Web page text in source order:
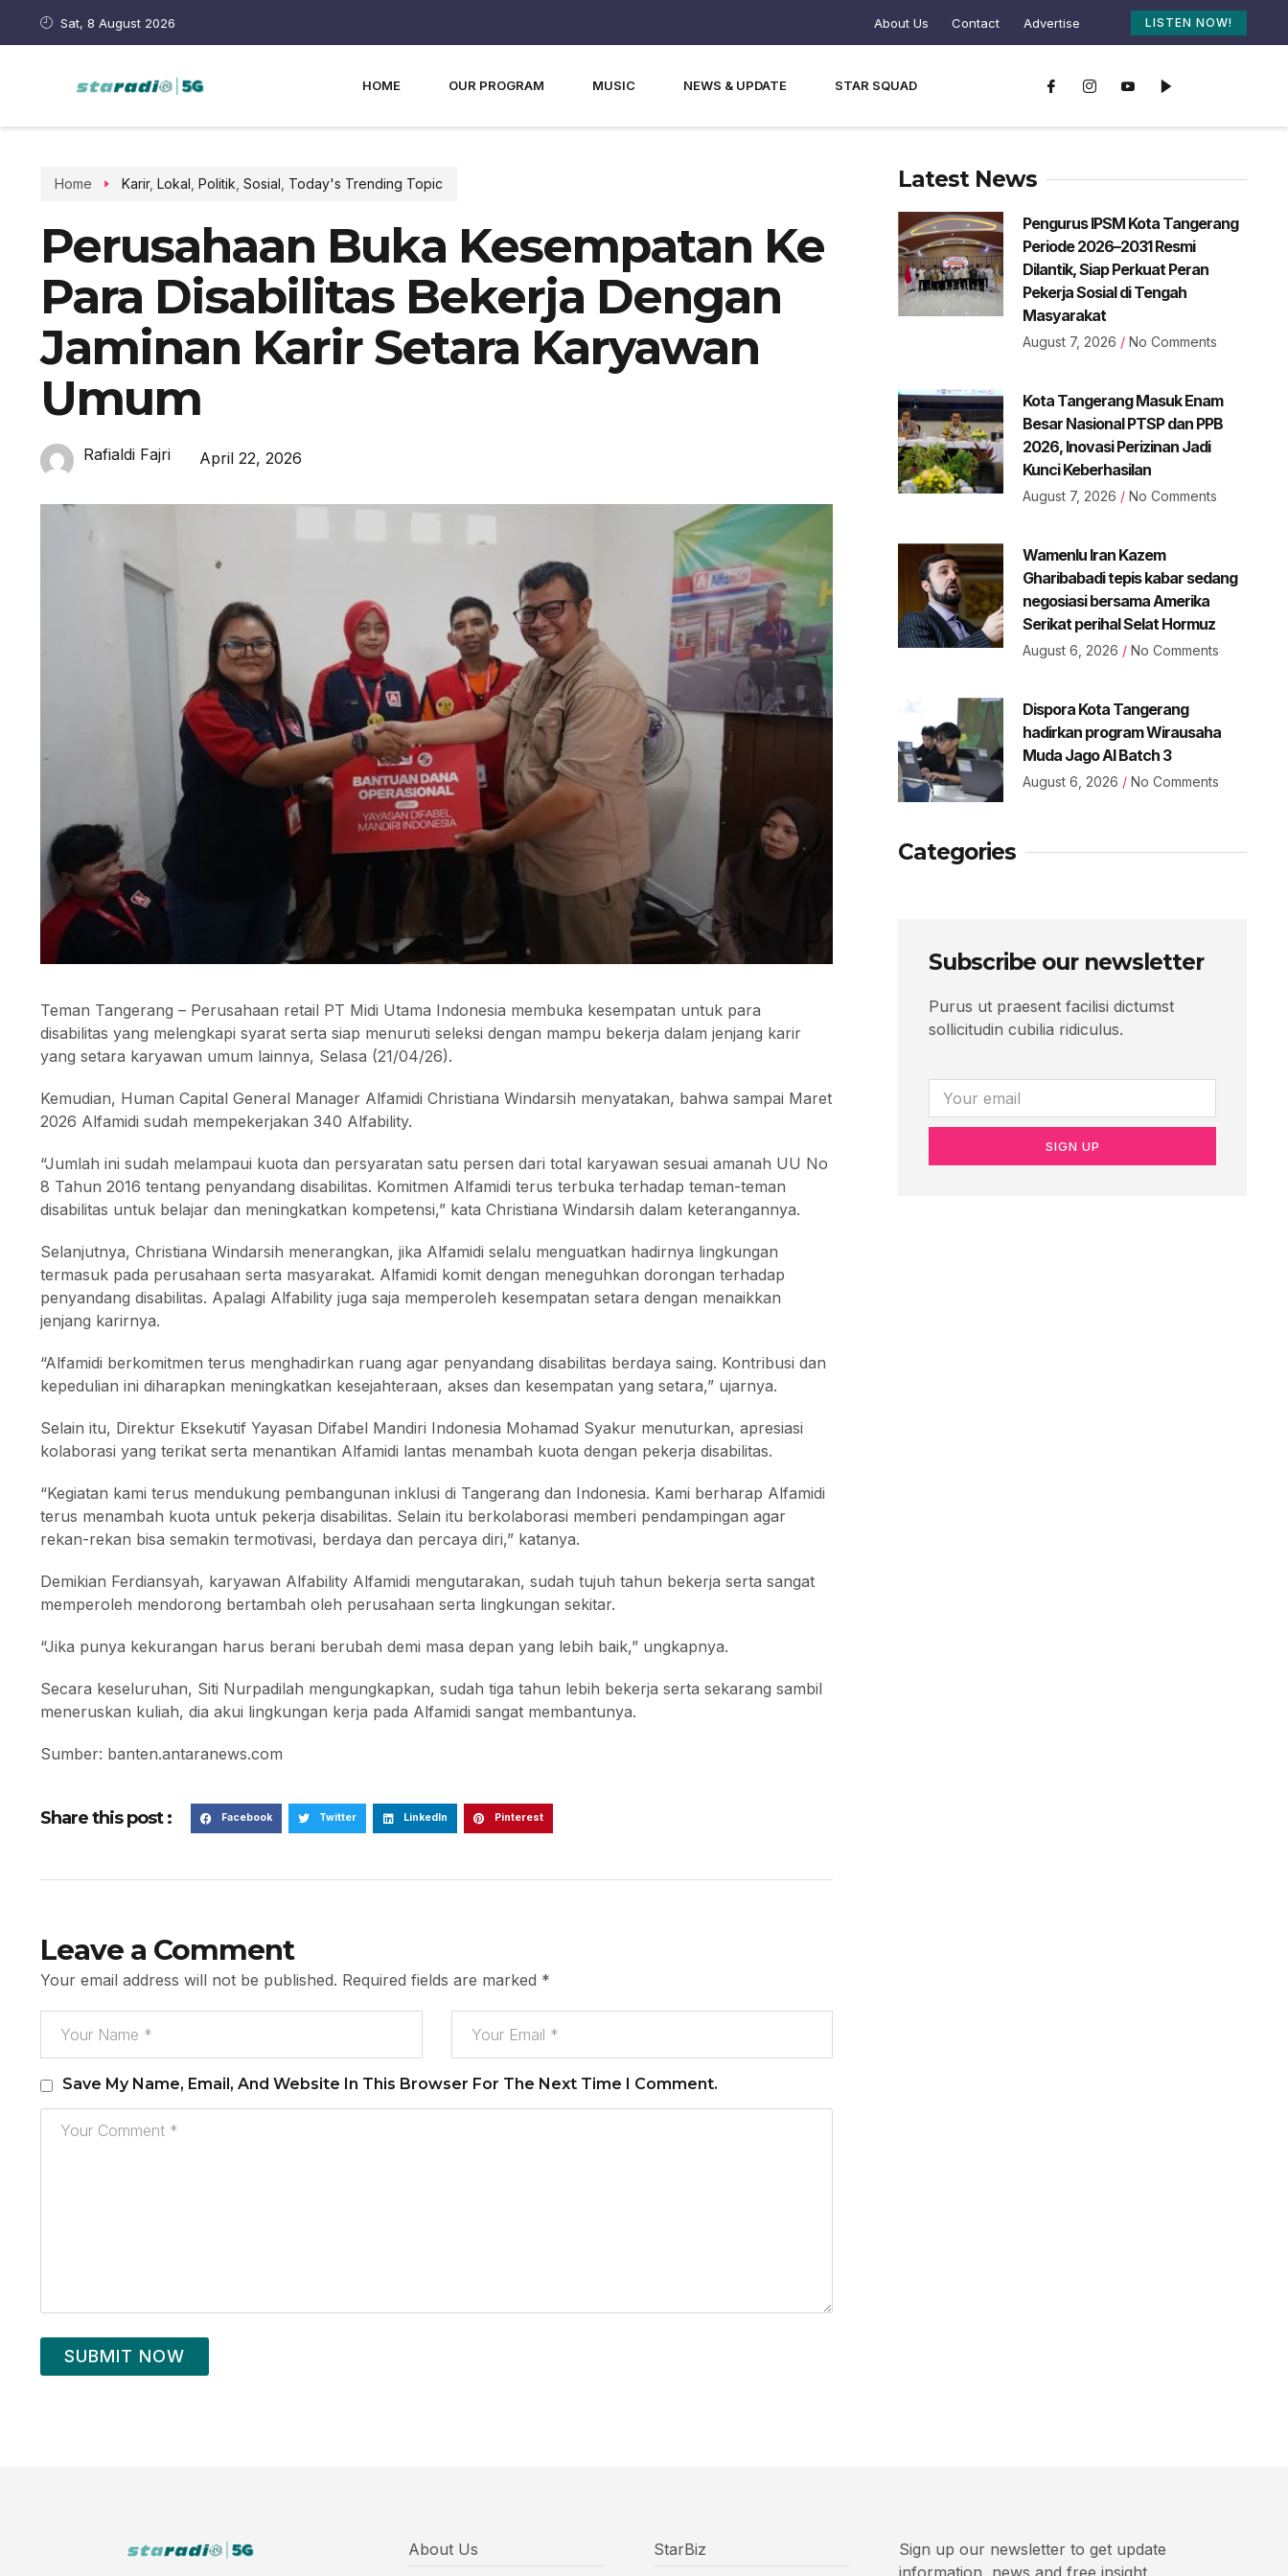
Sat, 8 August 2026 About Us Contact Advertise LISTEN NOW!
HOME OUR PROGRAM MUSIC NEWS & UPDATE STAR SQUAD
Home Karir, Lokal Politik Sosial Today's Trending Topic
Perusahaan Buka Kesempatan Ke
Para Disabilitas Bekerja Dengan
Jaminan Karir Setara Karyawan
Umum
Rafialdi Fajri April 22, 2026
Teman Tangerang – Perusahaan retail PT Midi Utama Indonesia membuka kesempatan untuk para
disabilitas yang melengkapi syarat serta siap menuruti seleksi dengan mampu bekerja dalam jenjang karir
yang setara karyawan umum lainnya, Selasa (21/04/26).
Kemudian, Human Capital General Manager Alfamidi Christiana Windarsih menyatakan, bahwa sampai Maret
2026 Alfamidi sudah mempekerjakan 340 Alfability.
“Jumlah ini sudah melampaui kuota dan persyaratan satu persen dari total karyawan sesuai amanah UU No
8 Tahun 2016 tentang penyandang disabilitas. Komitmen Alfamidi terus terbuka terhadap teman-teman
disabilitas untuk belajar dan meningkatkan kompetensi,” kata Christiana Windarsih dalam keterangannya.
Selanjutnya, Christiana Windarsih menerangkan, jika Alfamidi selalu menguatkan hadirnya lingkungan
termasuk pada perusahaan serta masyarakat. Alfamidi komit dengan meneguhkan dorongan terhadap
penyandang disabilitas. Apalagi Alfability juga saja memperoleh kesempatan setara dengan menaikkan
jenjang karirnya.
“Alfamidi berkomitmen terus menghadirkan ruang agar penyandang disabilitas berdaya saing. Kontribusi dan
kepedulian ini diharapkan meningkatkan kesejahteraan, akses dan kesempatan yang setara,” ujarnya.
Selain itu, Direktur Eksekutif Yayasan Difabel Mandiri Indonesia Mohamad Syakur menuturkan, apresiasi
kolaborasi yang terikat serta menantikan Alfamidi lantas menambah kuota dengan pekerja disabilitas.
“Kegiatan kami terus mendukung pembangunan inklusi di Tangerang dan Indonesia. Kami berharap Alfamidi
terus menambah kuota untuk pekerja disabilitas. Selain itu berkolaborasi memberi pendampingan agar
rekan-rekan bisa semakin termotivasi, berdaya dan percaya diri,” katanya.
Demikian Ferdiansyah, karyawan Alfability Alfamidi mengutarakan, sudah tujuh tahun bekerja serta sangat
memperoleh mendorong bertambah oleh perusahaan serta lingkungan sekitar.
“Jika punya kekurangan harus berani berubah demi masa depan yang lebih baik,” ungkapnya.
Secara keseluruhan, Siti Nurpadilah mengungkapkan, sudah tiga tahun lebih bekerja serta sekarang sambil
meneruskan kuliah, dia akui lingkungan kerja pada Alfamidi sangat membantunya.
Sumber: banten.antaranews.com
Share this post : Facebook Twitter LinkedIn Pinterest
Leave a Comment
Your email address will not be published. Required fields are marked *
Save My Name, Email, And Website In This Browser For The Next Time I Comment.
SUBMIT NOW
Latest News
Pengurus IPSM Kota Tangerang
Periode 2026–2031 Resmi
Dilantik, Siap Perkuat Peran
Pekerja Sosial di Tengah
Masyarakat
August 7, 2026 No Comments
Kota Tangerang Masuk Enam
Besar Nasional PTSP dan PPB
2026, Inovasi Perizinan Jadi
Kunci Keberhasilan
August 7, 2026 No Comments
Wamenlu Iran Kazem
Gharibabadi tepis kabar sedang
negosiasi bersama Amerika
Serikat perihal Selat Hormuz
August 6, 2026 No Comments
Dispora Kota Tangerang
hadirkan program Wirausaha
Muda Jago AI Batch 3
August 6, 2026 No Comments
Categories
Subscribe our newsletter
Purus ut praesent facilisi dictumst
sollicitudin cubilia ridiculus.
SIGN UP
About Us
StarBiz
Sign up our newsletter to get update
information, news and free insight.